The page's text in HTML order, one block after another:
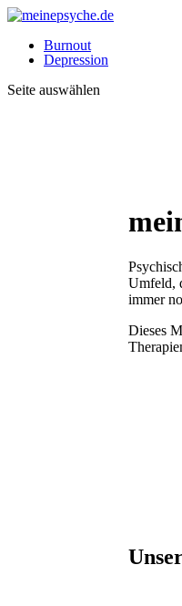
Burnout
Depression
Seite auswählen
Umfeld,
immer
Dieses